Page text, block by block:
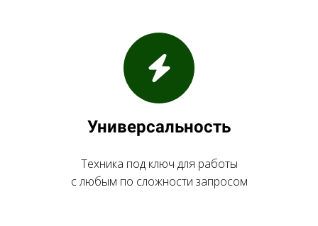
Универсальность
Техника под ключ для работы
с любым по сложности запросом